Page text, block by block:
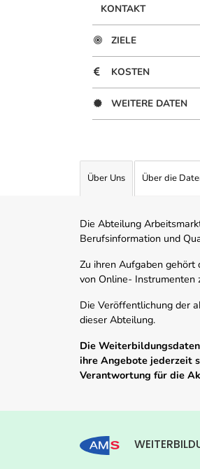
KONTAKT
ZIELE
KOSTEN
WEITERE DATEN
Über Uns Über die
Die Abteilung
Berufsinformation und
Zu ihren Aufgaben
von Online- Instrumenten
Die Veröffentlichung der
dieser Abteilung.
Die
ihre Angebote jederzeit
Verantwortung für die